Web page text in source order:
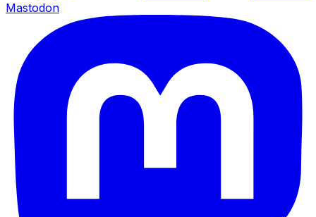
Mastodon